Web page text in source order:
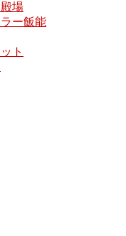
場
ー飯能
ト